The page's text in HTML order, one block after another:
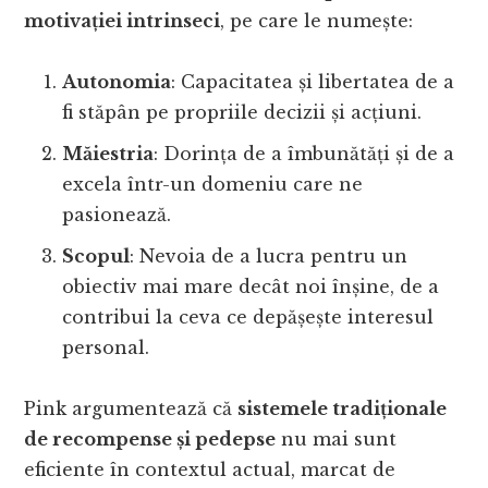
motivației intrinseci, pe care le numește:
Autonomia: Capacitatea și libertatea de a
fi stăpân pe propriile decizii și acțiuni.
Măiestria: Dorința de a îmbunătăți și de a
excela într-un domeniu care ne
pasionează.
Scopul: Nevoia de a lucra pentru un
obiectiv mai mare decât noi înșine, de a
contribui la ceva ce depășește interesul
personal.
Pink argumentează că sistemele tradiționale
de recompense și pedepse nu mai sunt
eficiente în contextul actual, marcat de